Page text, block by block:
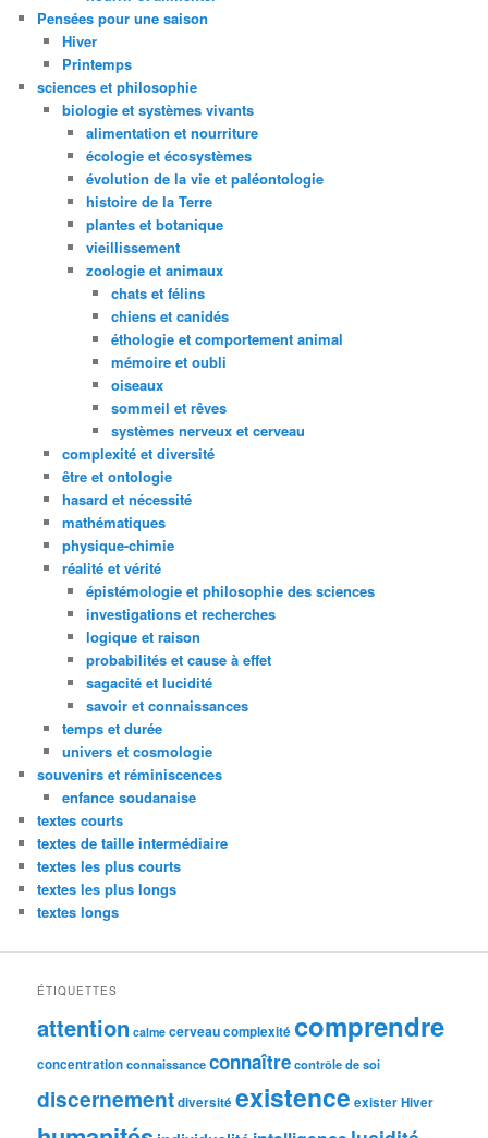
Pensées pour une saison
Hiver
Printemps
sciences et philosophie
biologie et systèmes vivants
alimentation et nourriture
écologie et écosystèmes
évolution de la vie et paléontologie
histoire de la Terre
plantes et botanique
vieillissement
zoologie et animaux
chats et félins
chiens et canidés
éthologie et comportement animal
mémoire et oubli
oiseaux
sommeil et rêves
systèmes nerveux et cerveau
complexité et diversité
être et ontologie
hasard et nécessité
mathématiques
physique-chimie
réalité et vérité
épistémologie et philosophie des sciences
investigations et recherches
logique et raison
probabilités et cause à effet
sagacité et lucidité
savoir et connaissances
temps et durée
univers et cosmologie
souvenirs et réminiscences
enfance soudanaise
textes courts
textes de taille intermédiaire
textes les plus courts
textes les plus longs
textes longs
ÉTIQUETTES
attention calme cerveaucomplexité comprendre
concentrationconnaissanceconnaîtrecontrôle de soi
discernementdiversité existence existerHiver